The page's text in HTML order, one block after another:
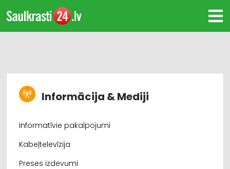
Informācija & Mediji
Informatīvie pakalpojumi
Kabeļtelevīzija
Preses izdevumi